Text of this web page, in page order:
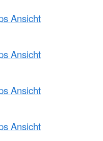
Ansicht
Ansicht
Ansicht
Ansicht